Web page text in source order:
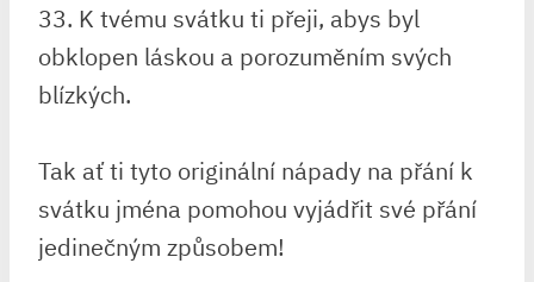
33. K tvému svátku ti přeji, abys byl
obklopen láskou a porozuměním svých
blízkých.
Tak ať ti tyto originální nápady na přání k
svátku jména pomohou vyjádřit své přání
jedinečným způsobem!